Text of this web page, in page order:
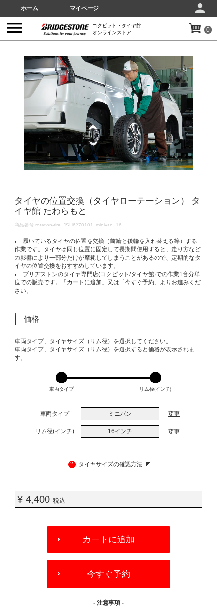
ホーム マイページ
コクピット・タイヤ館
オンラインストア
0
タイヤの位置交換（タイヤローテーション） タ
イヤ館 たわらもと
DETAILS
商品番号 rotation-tire_JSH6270101_minivan_16
履いているタイヤの位置を交換（前輪と後輪を入れ替える等）する
作業です。タイヤは同じ位置に固定して長期間使用すると、走り方など
の影響により一部分だけが摩耗してしまうことがあるので、定期的なタ
イヤの位置交換をおすすめしています。
ブリヂストンのタイヤ専門店(コクピット/タイヤ館)での作業1台分単
位での販売です。「カートに追加」又は「今すぐ予約」よりお進みくだ
さい。
価格
VARIATIONS
車両タイプ、タイヤサイズ（リム径）を選択してください。
車両タイプ、タイヤサイズ（リム径）を選択すると価格が表示されま
す。
車両タイプ リム径(インチ)
車両タイプ ミニバン 変更
リム径(インチ) 16インチ 変更
? タイヤサイズの確認方法
¥ 4,400 税込
OPTIONS
カートに追加
今すぐ予約
- 注意事項 -